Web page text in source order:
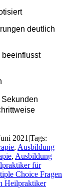
deutlich
2021 |Tags:
, Ausbildung
, Ausbildung
für
Choice Fragen
Heilpraktiker